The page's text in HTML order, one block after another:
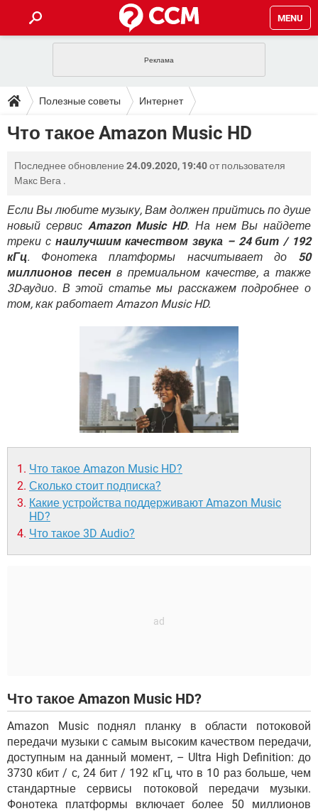
MENU
INSTAGRAM FACEBOOK
ИГРЫ WINDOWS 10
GOOGLE
ПОЛЕЗНЫЕ СОВЕТЫ
TIKTOK TELEGRAM
WHATSAPP INSTAGRAM
FACEBOOK ИГРЫ
ВИДЕО GOOGLE
YANDEX
ЗАГРУЗКИ
WHATSAPP
WINDOWS 10 ВКОНТАКТЕ
ВИДЕО
YANDEX
ФОРУМ
WHATSAPP INSTAGRAM
FACEBOOK ИГРЫ
WINDOWS 10 ВКОНТАКТЕ
ВИДЕО GOOGLE
YANDEX
TIKTOK TELEGRAM
WHATSAPP INSTAGRAM
FACEBOOK ИГРЫ
ВКОНТАКТЕ
Полезные советы Интернет
Что такое Amazon Music HD
Последнее обновление 24.09.2020, 19:40от пользователя
Макс Вега .
Если Вы любите музыку, Вам должен прийтись по душе
новый сервис Amazon Music HD. На нем Вы найдете
треки с наилучшим качеством звука – 24 бит / 192
кГц. Фонотека платформы насчитывает до 50
миллионов песенв премиальном качестве, а также
3D-аудио. В этой статье мы расскажем подробнее о
том, как работает Amazon Music HD.
Что такое Amazon Music HD?
Сколько стоит подписка?
Какие устройства поддерживают Amazon Music
HD?
Что такое 3D Audio?
Что такое Amazon Music HD?
Amazon Music поднял планку в области потоковой
передачи музыки с самым высоким качеством передачи,
доступным на данный момент, – Ultra High Definition: до
3730 кбит / с, 24 бит / 192 кГц, что в 10 раз больше, чем
стандартные сервисы потоковой передачи музыки.
Фонотека платформы включает более 50 миллионов